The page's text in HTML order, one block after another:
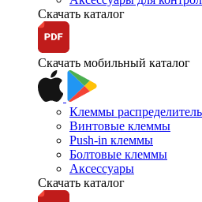
Скачать каталог
Скачать мобильный каталог
Клеммы
Винтовые клеммы
Push-in клеммы
Болтовые клеммы
Аксессуары
Скачать каталог